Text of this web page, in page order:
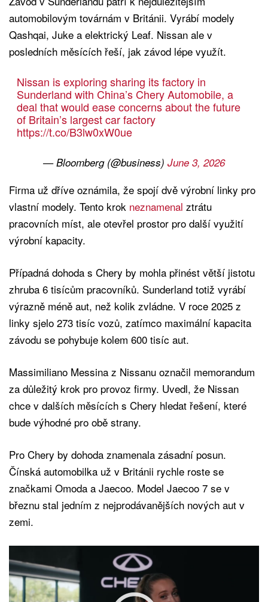
automobilovým továrnám v Británii. Vyrábí modely
Qashqai, Juke a elektrický Leaf. Nissan ale v
posledních měsících řeší, jak závod lépe využít.
Nissan is exploring sharing its factory in
Sunderland with China’s Chery Automobile, a
deal that would ease concerns about the future
of Britain’s largest car factory
https://t.co/B3lw0xW0ue
— Bloomberg (@business) June 3, 2026
Firma už dříve oznámila, že spojí dvě výrobní linky pro
vlastní modely. Tento krok neznamenal ztrátu
pracovních míst, ale otevřel prostor pro další využití
výrobní kapacity.
Případná dohoda s Chery by mohla přinést větší jistotu
zhruba 6 tisícům pracovníků. Sunderland totiž vyrábí
výrazně méně aut, než kolik zvládne. V roce 2025 z
linky sjelo 273 tisíc vozů, zatímco maximální kapacita
závodu se pohybuje kolem 600 tisíc aut.
Massimiliano Messina z Nissanu označil memorandum
za důležitý krok pro provoz firmy. Uvedl, že Nissan
chce v dalších měsících s Chery hledat řešení, které
bude výhodné pro obě strany.
Pro Chery by dohoda znamenala zásadní posun.
Čínská automobilka už v Británii rychle roste se
značkami Omoda a Jaecoo. Model Jaecoo 7 se v
březnu stal jedním z nejprodávanějších nových aut v
zemi.